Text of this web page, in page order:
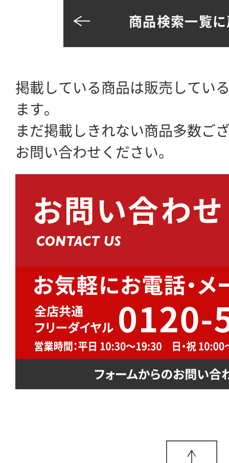
商品検索一覧
掲載している商品は販売してい
ます。
まだ掲載しきれない商品多数ご
お問い合わせください。